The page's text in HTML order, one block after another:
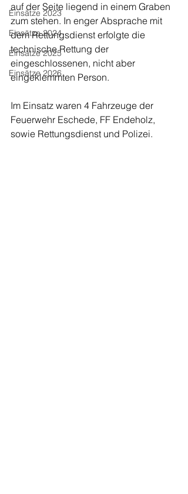
Einsätze 2023
Einsätze 2024
Einsätze 2025
Einsätze 2026
auf der Seite liegend in einem Graben
zum stehen. In enger Absprache mit
dem Rettungsdienst erfolgte die
technische Rettung der
eingeschlossenen, nicht aber
eingeklemmten Person.
Im Einsatz waren 4 Fahrzeuge der
Feuerwehr Eschede, FF Endeholz,
sowie Rettungsdienst und Polizei.